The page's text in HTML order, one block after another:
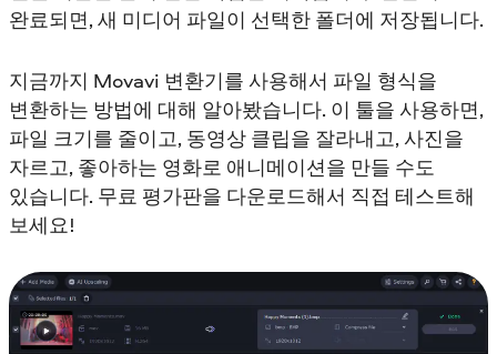
완료되면, 새 미디어 파일이 선택한 폴더에 저장됩니다.
지금까지 Movavi 변환기를 사용해서 파일 형식을
변환하는 방법에 대해 알아봤습니다. 이 툴을 사용하면,
파일 크기를 줄이고, 동영상 클립을 잘라내고, 사진을
자르고, 좋아하는 영화로 애니메이션을 만들 수도
있습니다. 무료 평가판을 다운로드해서 직접 테스트해
보세요!